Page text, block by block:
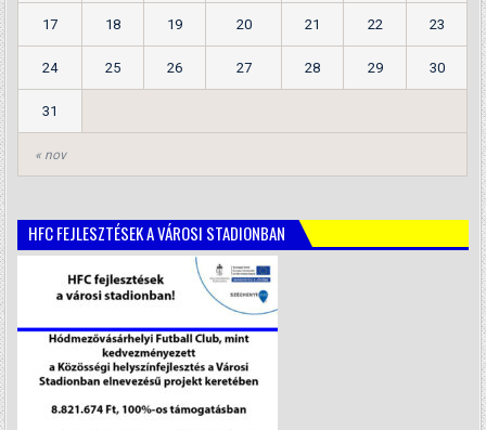
« nov
17 18 19 20 21 22 23
24 25 26 27 28 29 30
31
HFC FEJLESZTÉSEK A VÁROSI STADIONBAN